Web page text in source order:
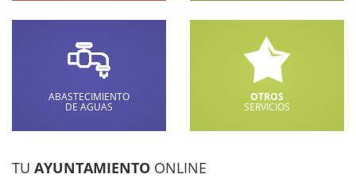
ABASTECIMIENTO
DE AGUAS
OTROS
SERVICIOS
TU AYUNTAMIENTO ONLINE